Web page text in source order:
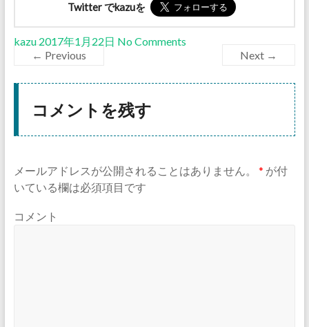
Twitter でkazuを
kazu 2017年1月22日 No Comments
← Previous
Next →
コメントを残す
メールアドレスが公開されることはありません。 * が付
いている欄は必須項目です
コメント